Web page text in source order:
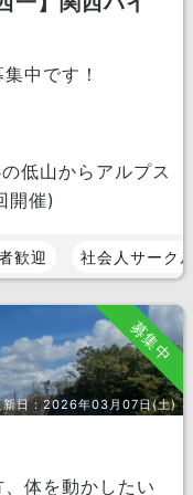
中です！
低山からアルプス
開催)
歓迎 社会人サーク
募集中
新日：2026年03月07日(土)
体を動かしたい